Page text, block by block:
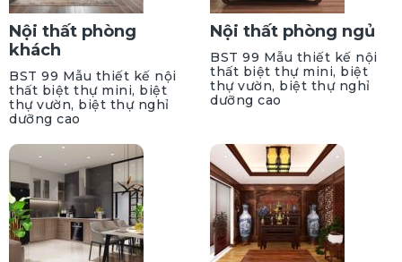
Nội thất phòng
khách
BST 99 Mẫu thiết kế nội
thất biệt thự mini, biệt
thự vườn, biệt thự nghỉ
dưỡng cao
Nội thất phòng ngủ
BST 99 Mẫu thiết kế nội
thất biệt thự mini, biệt
thự vườn, biệt thự nghỉ
dưỡng cao